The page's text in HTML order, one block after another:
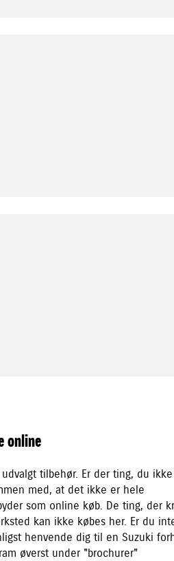
online
tilbehør. Er der ting, du
med, at det ikke er hele
som online køb. De ting, der
kan ikke købes her. Er du
henvende dig til en Suzuki
øverst under "brochurer"